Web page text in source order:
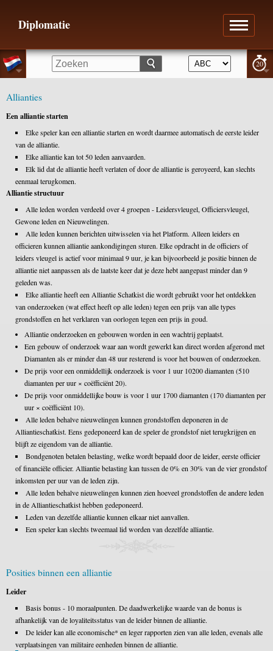
20
Diplomatie
Allianties
Een alliantie starten
Elke speler kan een alliantie starten en wordt daarmee automatisch de eerste leider
van de alliantie.
Elke alliantie kan tot 50 leden aanvaarden.
Elk lid dat de alliantie heeft verlaten of door de alliantie is geroyeerd, kan slechts
eenmaal terugkomen.
Alliantie structuur
Alle leden worden verdeeld over 4 groepen - Leidersvleugel, Officiersvleugel,
Gewone leden en Nieuwelingen.
Alle leden kunnen berichten uitwisselen via het Platform. Alleen leiders en
officieren kunnen alliantie aankondigingen sturen. Elke opdracht in de officiers of
leiders vleugel is actief voor minimaal 9 uur, je kan bijvoorbeeld je positie binnen de
alliantie niet aanpassen als de laatste keer dat je deze hebt aangepast minder dan 9
geleden was.
Elke alliantie heeft een Alliantie Schatkist die wordt gebruikt voor het ontdekken
van onderzoeken (wat effect heeft op alle leden) tegen een prijs van alle types
grondstoffen en het verklaren van oorlogen tegen een prijs in goud.
Alliantie onderzoeken en gebouwen worden in een wachtrij geplaatst.
Een gebouw of onderzoek waar aan wordt gewerkt kan direct worden afgerond met
Diamanten als er minder dan 48 uur resterend is voor het bouwen of onderzoeken.
De prijs voor een onmiddellijk onderzoek is voor 1 uur 10200 diamanten (510
diamanten per uur × coëfficiënt 20).
De prijs voor onmiddellijke bouw is voor 1 uur 1700 diamanten (170 diamanten per
uur × coëfficiënt 10).
Alle leden behalve nieuwelingen kunnen grondstoffen deponeren in de
Alliantieschatkist. Eens gedeponeerd kan de speler de grondstof niet terugkrijgen en
blijft ze eigendom van de alliantie.
Bondgenoten betalen belasting, welke wordt bepaald door de leider, eerste officier
of financiële officier. Alliantie belasting kan tussen de 0% en 30% van de vier grondstof
inkomsten per uur van de leden zijn.
Alle leden behalve nieuwelingen kunnen zien hoeveel grondstoffen de andere leden
in de Alliantieschatkist hebben gedeponeerd.
Leden van dezelfde alliantie kunnen elkaar niet aanvallen.
Een speler kan slechts tweemaal lid worden van dezelfde alliantie.
Posities binnen een alliantie
Leider
Basis bonus - 10 moraalpunten. De daadwerkelijke waarde van de bonus is
afhankelijk van de loyaliteitsstatus van de leider binnen de alliantie.
De leider kan alle economische* en leger rapporten zien van alle leden, evenals alle
verplaatsingen van militaire eenheden binnen de alliantie.